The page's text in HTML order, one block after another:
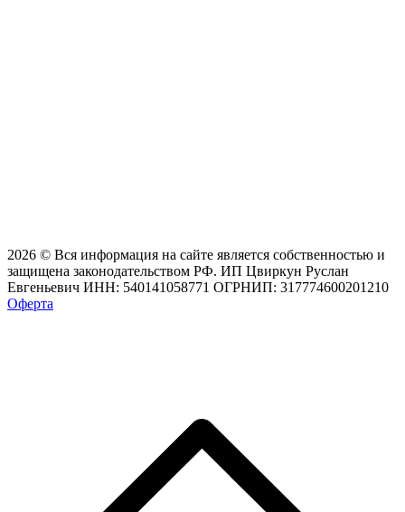
2026 © Вся информация на сайте является собственностью и
защищена законодательством РФ. ИП Цвиркун Руслан
Евгеньевич ИНН: 540141058771 ОГРНИП: 317774600201210
Оферта